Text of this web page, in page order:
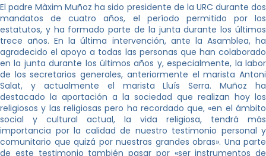
El padre Màxim Muñoz ha sido presidente de la URC durante dos
mandatos de cuatro años, el período permitido por los
estatutos, y ha formado parte de la junta durante los últimos
trece años. En la última intervención, ante la Asamblea, ha
agradecido el apoyo a todas las personas que han colaborado
en la junta durante los últimos años y, especialmente, la labor
de los secretarios generales, anteriormente el marista Antoni
Salat, y actualmente el marista Lluís Serra. Muñoz ha
destacado la aportación a la sociedad que realizan hoy los
religiosos y las religiosas pero ha recordado que, «en el ámbito
social y cultural actual, la vida religiosa, tendrá más
importancia por la calidad de nuestro testimonio personal y
comunitario que quizá por nuestras grandes obras». Una parte
de este testimonio también pasar por «ser instrumentos de